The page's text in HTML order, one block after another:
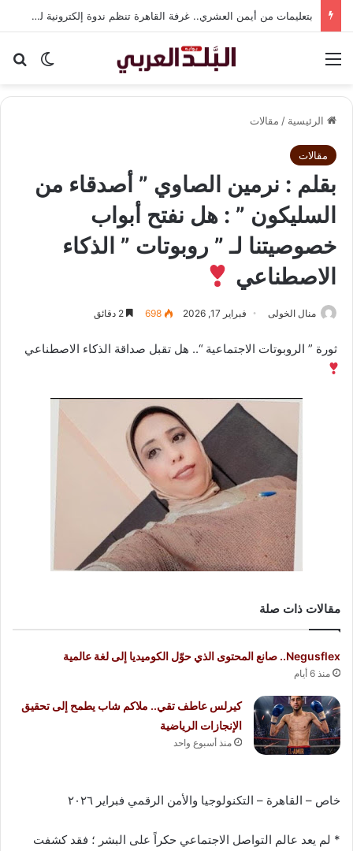
بتعليمات من أيمن العشري.. غرفة القاهرة تنظم ندوة إلكترونية لدعم الصادرات وتحقيق مستهدفات رؤية مصر 2030
الوضع
الرئيسية / مقالات
مقالات
بقلم : نرمين الصاوي ​” أصدقاء من
السليكون ” : هل نفتح أبواب
خصوصيتنا لـ ” روبوتات ” الذكاء
الاصطناعي
منال الخولى فبراير 17, 2026 698
ثورة ” الروبوتات الاجتماعية “.. هل تقبل صداقة الذكاء الاصطناعي
مقالات ذات صلة
Negusflex.. صانع المحتوى الذي حوّل الكوميديا إلى لغة عالمية
منذ 6 أيام
كيرلس عاطف تقي.. ملاكم شاب يطمح إلى تحقيق
الإنجازات الرياضية
منذ أسبوع واحد
​خاص – القاهرة – التكنولوجيا والأمن الرقمي فبراير ٢٠٢٦
* لم يعد عالم التواصل الاجتماعي حكراً على البشر ؛ فقد كشفت